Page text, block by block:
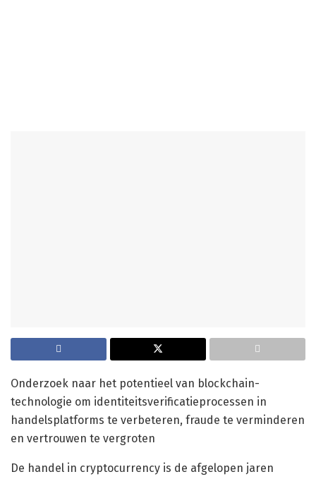
Onderzoek naar het potentieel van blockchain-
technologie om identiteitsverificatieprocessen in
handelsplatforms te verbeteren, fraude te verminderen
en vertrouwen te vergroten
De handel in cryptocurrency is de afgelopen jaren